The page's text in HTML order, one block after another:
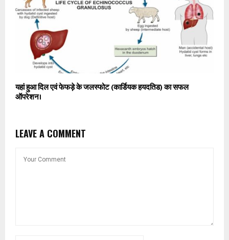
यहां हुआ दिल एवं फेफड़े के जलस्फोट (कार्डियक हयदतिड) का सफल
ऑपरेशन।
LEAVE A COMMENT